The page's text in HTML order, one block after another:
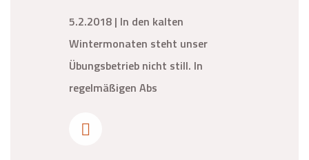
5.2.2018 | In den kalten
Wintermonaten steht unser
Übungsbetrieb nicht still. In
regelmäßigen Abs